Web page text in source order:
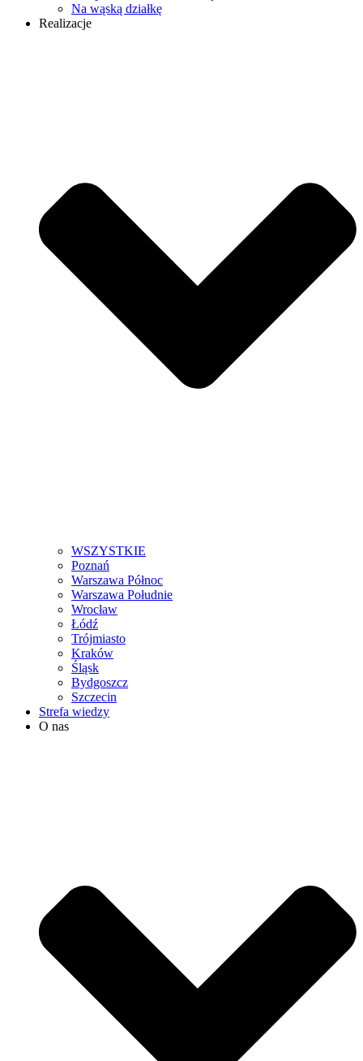
Na wąską działkę
Realizacje
WSZYSTKIE
Poznań
Warszawa Północ
Warszawa Południe
Wrocław
Łódź
Trójmiasto
Kraków
Śląsk
Bydgoszcz
Szczecin
Strefa wiedzy
O nas